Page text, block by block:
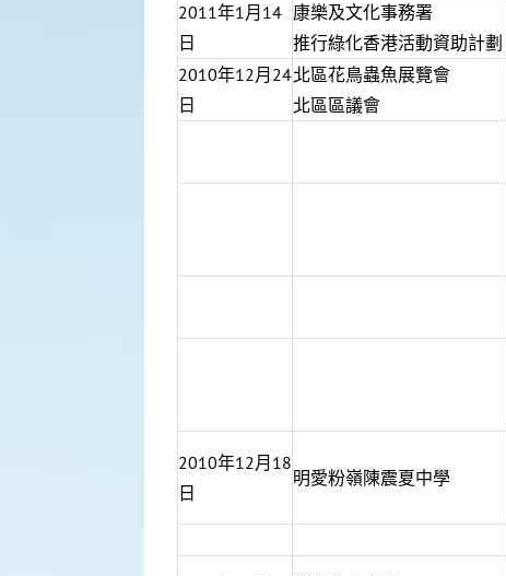
2011年1月14
日
康樂及文化事務署
推行綠化香港活動資助計劃
2010年12月24
日
北區花鳥蟲魚展覽會
北區區議會
2010年12月18
日
明愛粉嶺陳震夏中學